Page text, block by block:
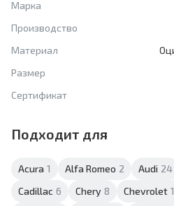
Марка
Производство
Материал
Размер
Сертификат
Подходит для
Acura 1 Alfa Romeo 2 Audi 24
Cadillac 6 Chery 8 Chevrolet